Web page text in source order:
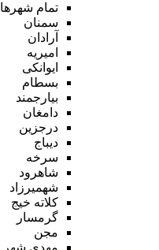
تمام شهر‌ها
سمنان
آرادان
امیریه
ایوانکی
بسطام
بیارجمند
دامغان
درجزین
دیباج
سرخه
شاهرود
شهمیرزاد
کلاته خیج
گرمسار
مجن
مهدی شهر